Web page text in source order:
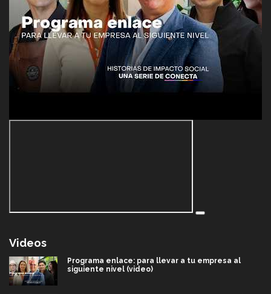
Videos
Programa enlace: para llevar a tu empresa al
siguiente nivel (video)